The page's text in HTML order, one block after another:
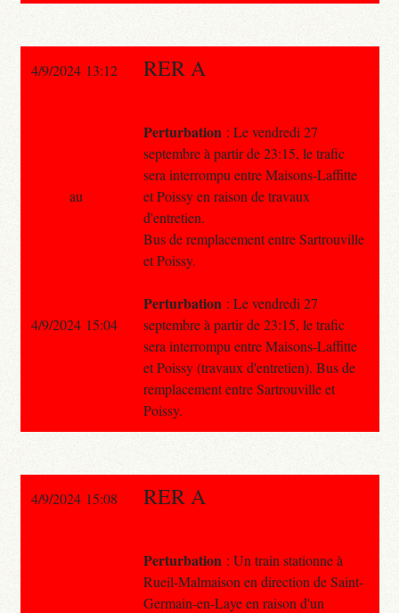
4/9/2024 13:12 RER A
Perturbation : Le vendredi 27
septembre à partir de 23:15, le trafic
sera interrompu entre Maisons-Laffitte
et Poissy en raison de travaux
d'entretien.
Bus de remplacement entre Sartrouville
et Poissy.
Perturbation : Le vendredi 27
septembre à partir de 23:15, le trafic
sera interrompu entre Maisons-Laffitte
et Poissy (travaux d'entretien). Bus de
remplacement entre Sartrouville et
Poissy.
au
4/9/2024 15:04
4/9/2024 15:08 RER A
Perturbation : Un train stationne à
Rueil-Malmaison en direction de Saint-
Germain-en-Laye en raison d'un